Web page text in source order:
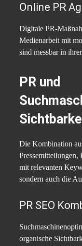
Online PR
Digitale PR-
Medienarbeit mit
sind messbar in
PR und
Die Kombination
Pressemitteilungen,
mit relevanten
sondern auch die
PR SEO
organische